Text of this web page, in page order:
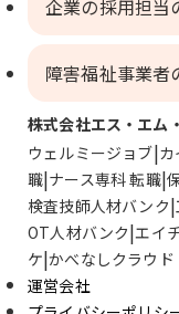
企業の採用担当
障害福祉事業者
株式会社エス・エム
ウェルミージョブ
職 ナース専科 転職
検査技師人材バンク
OT人材バンク エイ
ケ かべなしクラウド
運営会社